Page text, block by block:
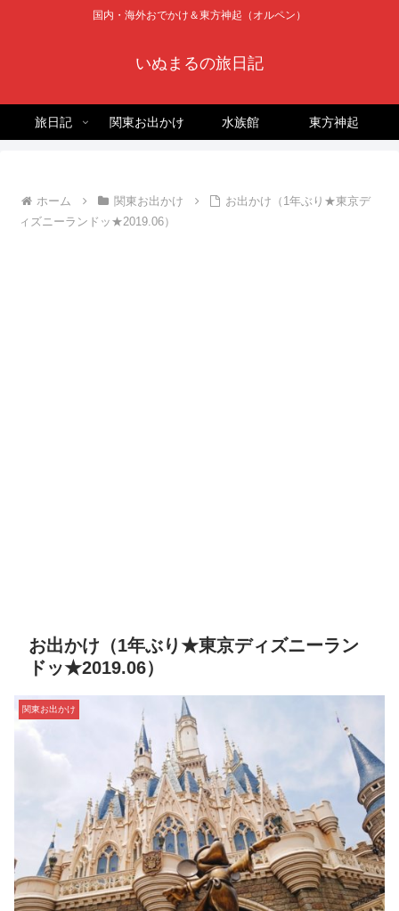
国内・海外おでかけ＆東方神起（オルペン）
いぬまるの旅日記
旅日記 関東お出かけ 水族館 東方神起
ホーム 関東お出かけ
お出かけ（1年ぶり★東京デ
ィズニーランドッ★2019.06）
お出かけ（1年ぶり★東京ディズニーラン
ドッ★2019.06）
関東お出かけ